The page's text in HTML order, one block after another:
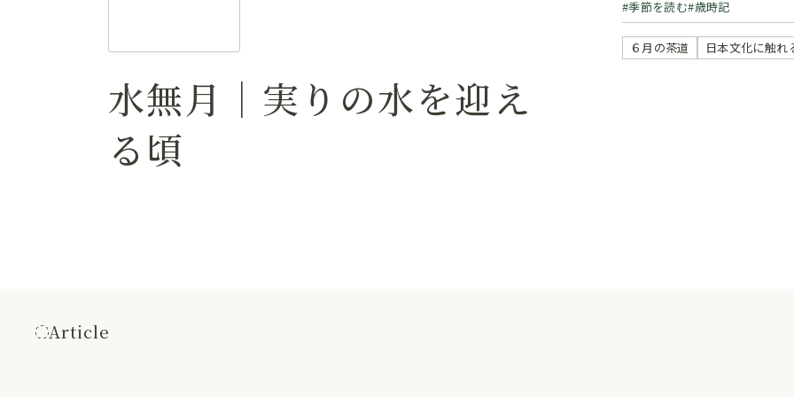
季節を読む 歳時記
６月の茶道 日本文化に触れ
水無月｜実りの水を迎え
る頃
Article